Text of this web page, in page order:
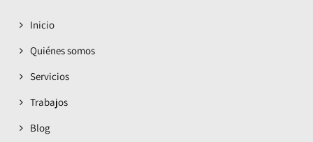
Inicio
Quiénes somos
Servicios
Trabajos
Blog